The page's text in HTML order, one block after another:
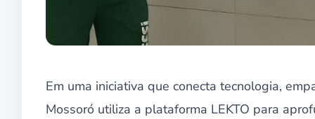
Em uma iniciativa que conecta tecnologia,
Mossoró utiliza a plataforma LEKTO para